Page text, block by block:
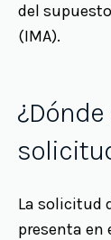
del
(IMA).
La solicitud
presenta en